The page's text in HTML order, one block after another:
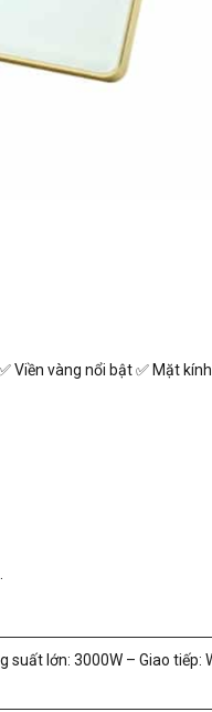
vàng nổi bật ✅ Mặt
lớn: 3000W – Giao